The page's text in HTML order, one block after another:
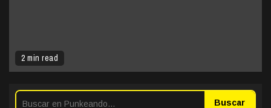
2 min read
Buscar